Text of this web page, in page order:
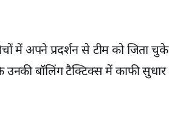
में अपने प्रदर्शन से टीम को जिता चुके
बॉलिंग टैक्टिक्स में काफी सुधार